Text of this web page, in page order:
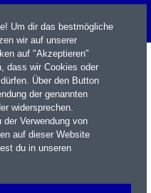
Um dir das bestmögliche
wir auf unserer
auf "Akzeptieren"
dass wir Cookies oder
Über den Button
der genannten
widersprechen.
der Verwendung von
auf dieser Website
du in unseren